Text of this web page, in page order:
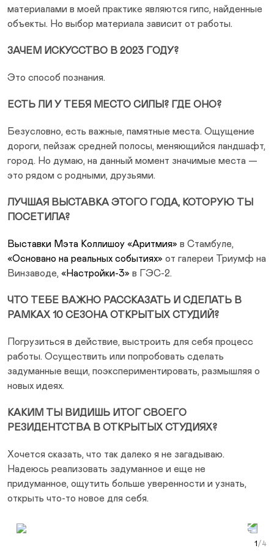
материалами в моей практике являются гипс, найденные
объекты. Но выбор материала зависит от работы.
ЗАЧЕМ ИСКУССТВО В 2023 ГОДУ?
Это способ познания.
ЕСТЬ ЛИ У ТЕБЯ МЕСТО СИЛЫ? ГДЕ ОНО?
Безусловно, есть важные, памятные места. Ощущение
дороги, пейзаж средней полосы, меняющийся ландшафт,
город. Но думаю, на данный момент значимые места —
это рядом с родными, друзьями.
ЛУЧШАЯ ВЫСТАВКА ЭТОГО ГОДА, КОТОРУЮ ТЫ
ПОСЕТИЛА?
Выставки Мэта Коллишоу «Аритмия» в Стамбуле,
«Основано на реальных событиях» от галереи Триумф на
Винзаводе, «Настройки-3» в ГЭС-2.
ЧТО ТЕБЕ ВАЖНО РАССКАЗАТЬ И СДЕЛАТЬ В
РАМКАХ 10 СЕЗОНА ОТКРЫТЫХ СТУДИЙ?
Погрузиться в действие, выстроить для себя процесс
работы. Осуществить или попробовать сделать
задуманные вещи, поэкспериментировать, размышляя о
новых идеях.
КАКИМ ТЫ ВИДИШЬ ИТОГ СВОЕГО
РЕЗИДЕНТСТВА В ОТКРЫТЫХ СТУДИЯХ?
Хочется сказать, что так далеко я не загадываю.
Надеюсь реализовать задуманное и еще не
придуманное, ощутить больше уверенности и узнать,
открыть что-то новое для себя.
Next Slide